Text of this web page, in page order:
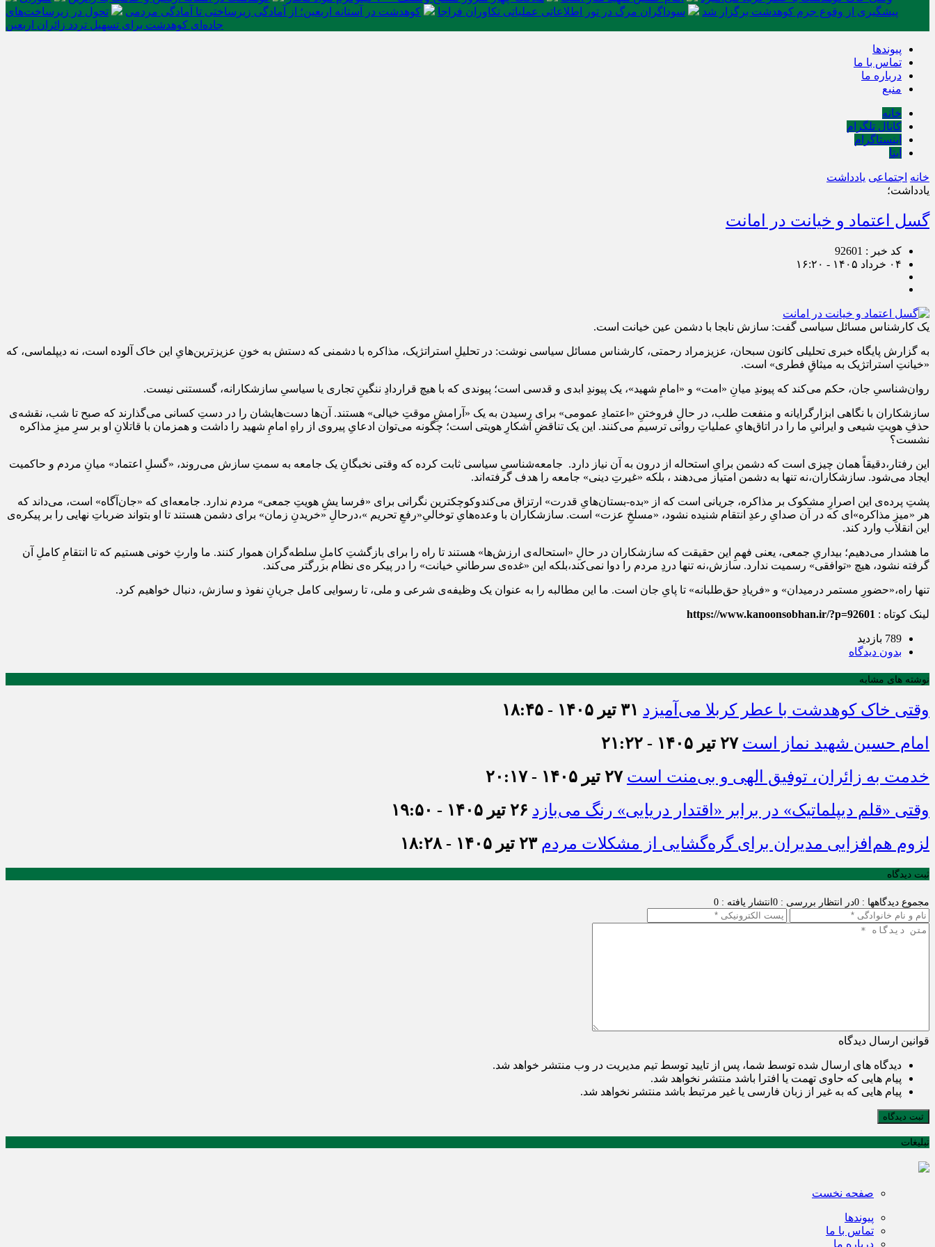
پیشگیری از وقوع جرم کوهدشت برگزار شد
سوداگران مرگ در تور اطلاعاتی عملیاتی تکاوران فراجا کوهدشت در آستانه اربعین؛ از آمادگی زیرساختی تا آمادگی مردمی
تحول در زیرساخت‌های
جاده‌ای کوهدشت برای تسهیل تردد زائران اربعین
پیوندها
تماس با ما
درباره ما
منبع
خانه
کانال تلگرام
اینستاگرام
ایتا
خانه اجتماعی یادداشت
یادداشت؛
گسل اعتماد و خیانت در امانت
کد خبر : 92601
۰۴ خرداد ۱۴۰۵ - ۱۶:۲۰
یک کارشناس مسائل سیاسی گفت: سازش نابجا با دشمن عین خیانت است.
به گزارش پایگاه خبری تحلیلی کانون سبحان، عزیزمراد رحمتی، کارشناس مسائل سیاسی نوشت: در تحلیلِ استراتژیک، مذاکره با دشمنی که دستش به خونِ عزیزترین‌هایِ این خاک آلوده است، نه دیپلماسی، که
«خیانتِ استراتژیک به میثاقِ فطری» است.
روان‌شناسیِ جان، حکم می‌کند که پیوندِ میانِ «امت» و «امامِ شهید»، یک پیوندِ ابدی و قدسی است؛ پیوندی که با هیچ قراردادِ ننگینِ تجاری یا سیاسیِ سازشکارانه، گسستنی نیست.
سازشکاران با نگاهی ابزارگرایانه و منفعت‌ طلب، در حالِ فروختنِ «اعتمادِ عمومی» برای رسیدن به یک «آرامشِ موقتِ خیالی» هستند. آن‌ها دست‌هایشان را در دستِ کسانی می‌گذارند که صبح تا شب، نقشه‌ی
حذفِ هویتِ شیعی و ایرانیِ ما را در اتاق‌هایِ عملیاتِ روانی ترسیم می‌کنند. این یک تناقضِ آشکارِ هویتی است؛ چگونه می‌توان ادعایِ پیروی از راهِ امامِ شهید را داشت و همزمان با قاتلانِ او بر سرِ میزِ مذاکره
نشست؟
این رفتار،دقیقاً همان چیزی است که دشمن برایِ استحاله از درون به آن نیاز دارد. جامعه‌شناسیِ سیاسی ثابت کرده که وقتی نخبگانِ یک جامعه به سمتِ سازش می‌روند، «گسلِ اعتماد» میانِ مردم و حاکمیت
ایجاد می‌شود. سازشکاران،نه تنها به دشمن امتیاز می‌دهند ، بلکه «غیرتِ دینی» جامعه را هدف گرفته‌اند.
پشتِ پرده‌ی این اصرارِ مشکوک بر مذاکره، جریانی است که از «بده-بستان‌هایِ قدرت» ارتزاق می‌کندوکوچکترین نگرانی برای «فرسا یشِ هویتِ جمعی» مردم ندارد. جامعه‌ای که «جان‌آگاه» است، می‌داند که
هر «میزِ مذاکره»ای که در آن صدایِ رعدِ انتقام شنیده نشود، «مسلخِ عزت» است. سازشکاران با وعده‌هایِ توخالیِ«رفعِ تحریم »،درحالِ «خریدنِ زمان» برای دشمن هستند تا او بتواند ضرباتِ نهایی را بر پیکره‌ی
این انقلاب وارد کند.
ما هشدار می‌دهیم؛ بیداریِ جمعی، یعنی فهمِ این حقیقت که سازشکاران در حالِ «استحاله‌ی ارزش‌ها» هستند تا راه را برای بازگشتِ کاملِ سلطه‌گران هموار کنند. ما وارثِ خونی هستیم که تا انتقامِ کاملِ آن
گرفته نشود، هیچ «توافقی» رسمیت ندارد. سازش،نه تنها دردِ مردم را دوا نمی‌کند،بلکه این «غده‌ی سرطانیِ خیانت» را در پیکر ه‌ی نظام بزرگتر می‌کند.
تنها راه،«حضورِ مستمر درمیدان» و «فریادِ حق‌طلبانه» تا پایِ جان است. ما این مطالبه را به عنوان یک وظیفه‌ی شرعی و ملی، تا رسوایی کامل جریانِ نفوذ و سازش، دنبال خواهیم کرد.
لینک کوتاه : https://www.kanoonsobhan.ir/?p=92601
789 بازدید
بدون دیدگاه
نوشته های مشابه
وقتی خاک کوهدشت با عطر کربلا می‌آمیزد ۳۱ تیر ۱۴۰۵ - ۱۸:۴۵
امام حسین شهید نماز است ۲۷ تیر ۱۴۰۵ - ۲۱:۲۲
خدمت به زائران، توفیق الهی و بی‌منت است ۲۷ تیر ۱۴۰۵ - ۲۰:۱۷
وقتی «قلم دیپلماتیک» در برابر «اقتدار دریایی» رنگ می‌بازد ۲۶ تیر ۱۴۰۵ - ۱۹:۵۰
لزوم هم‌افزایی مدیران برای گره‌گشایی از مشکلات مردم ۲۳ تیر ۱۴۰۵ - ۱۸:۲۸
ثبت دیدگاه
مجموع دیدگاهها : 0 در انتظار بررسی : 0 انتشار یافته : 0
قوانین ارسال دیدگاه
دیدگاه های ارسال شده توسط شما، پس از تایید توسط تیم مدیریت در وب منتشر خواهد شد.
پیام هایی که حاوی تهمت یا افترا باشد منتشر نخواهد شد.
پیام هایی که به غیر از زبان فارسی یا غیر مرتبط باشد منتشر نخواهد شد.
ثبت دیدگاه
تبلیغات
صفحه نخست
پیوندها
تماس با ما
درباره ما